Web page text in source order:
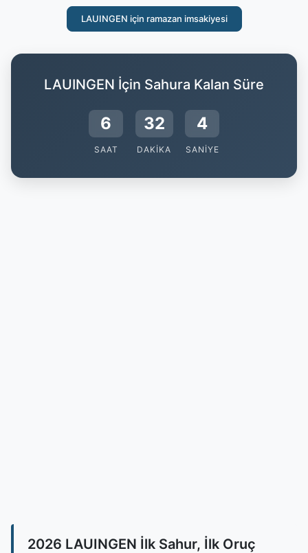
LAUINGEN için ramazan imsakiyesi
LAUINGEN İçin Sahura Kalan Süre
6
SAAT
32
DAKIKA
3
SANIYE
2026 LAUINGEN İlk Sahur, İlk Oruç